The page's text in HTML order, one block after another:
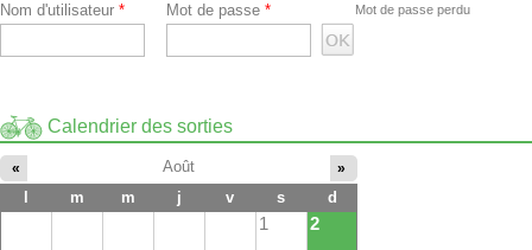
Nom d'utilisateur * Mot de passe * Mot de passe perdu
Calendrier des sorties
Août
« »
m m j v s d
1 2